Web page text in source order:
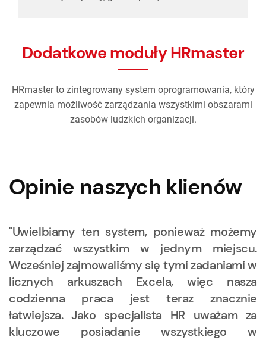
Dodatkowe moduły HRmaster
HRmaster to zintegrowany system oprogramowania, który
zapewnia możliwość zarządzania wszystkimi obszarami
zasobów ludzkich organizacji.
Opinie naszych klienów
"Uwielbiamy ten system, ponieważ możemy
zarządzać wszystkim w jednym miejscu.
Wcześniej zajmowaliśmy się tymi zadaniami w
licznych arkuszach Excela, więc nasza
codzienna praca jest teraz znacznie
łatwiejsza. Jako specjalista HR uważam za
kluczowe posiadanie wszystkiego w